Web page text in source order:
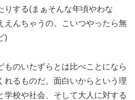
りする(まぁそんな年頃やわな
えんちゃうの。こいつやったら無
)
のいたずらとは比べことになら
れるものだ。面白いからという理
学校や社会、そして大人に対する